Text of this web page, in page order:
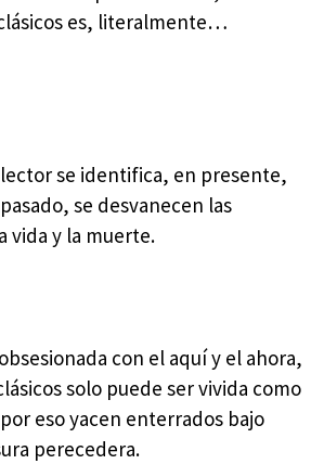
es, literalmente…
lector se identifica, en presente,
se desvanecen las
vida y la muerte.
con el aquí y el ahora,
solo puede ser vivida como
eso yacen enterrados bajo
perecedera.